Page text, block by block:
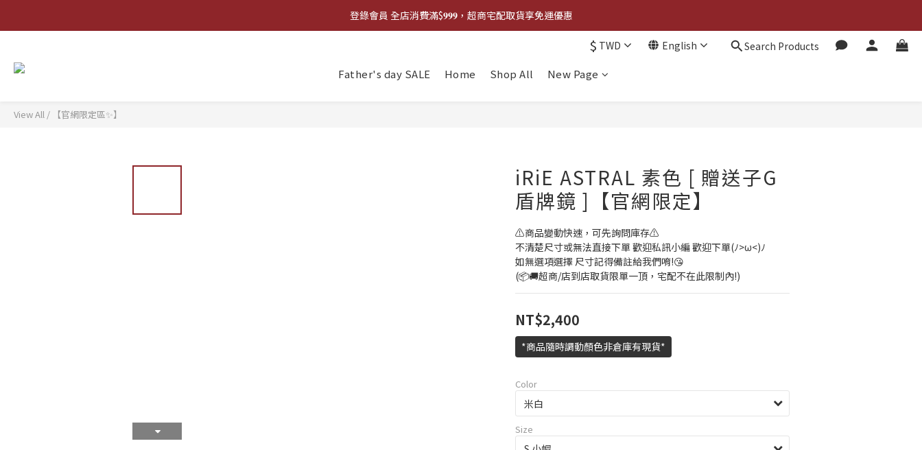
登錄會員 全店消費滿$𝟗𝟗𝟗，超商宅配取貨享免運優惠
登錄會員 全店消費滿$𝟗𝟗𝟗，超商宅配取貨享免運優惠
🔥商品庫存變動快速，請先詢問在下單唷!🔥
$ TWD English Search Products
Father's day SALE Home Shop All New Page
View All / 【官網限定區✨】
iRiE ASTRAL 素色 [ 贈送子G
盾牌鏡 ]【官網限定】
⚠️商品變動快速，可先詢問庫存⚠️
不清楚尺寸或無法直接下單 歡迎私訊小編 歡迎下單(ﾉ>ω<)ﾉ
如無選項選擇 尺寸記得備註給我們唷!😘
(📦🚚超商/店到店取貨限單一頂，宅配不在此限制內!)
NT$2,400
*商品隨時調動顏色非倉庫有現貨*
Color
Size